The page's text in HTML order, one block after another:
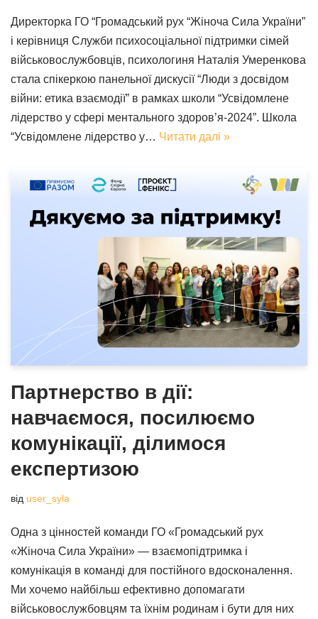
Директорка ГО “Громадський рух “Жіноча Сила України”
і керівниця Служби психосоціальної підтримки сімей
військовослужбовців, психологиня Наталія Умеренкова
стала спікеркою панельної дискусії “Люди з досвідом
війни: етика взаємодії” в рамках школи “Усвідомлене
лідерство у сфері ментального здоров’я-2024”. Школа
“Усвідомлене лідерство у… Читати далі »
Партнерство в дії:
навчаємося, посилюємо
комунікації, ділимося
експертизою
від user_syla
Одна з цінностей команди ГО «Громадський рух
«Жіноча Сила України» — взаємопідтримка і
комунікація в команді для постійного вдосконалення.
Ми хочемо найбільш ефективно допомагати
військовослужбовцям та їхнім родинам і бути для них